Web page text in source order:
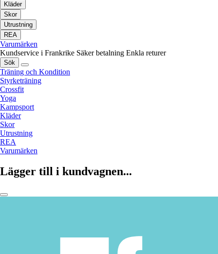
Kläder
Skor
Utrustning
REA
Varumärken
Kundservice i Frankrike Säker betalning Enkla returer
Sök
Träning och Kondition
Styrketräning
Crossfit
Yoga
Kampsport
Kläder
Skor
Utrustning
REA
Varumärken
Lägger till i kundvagnen...